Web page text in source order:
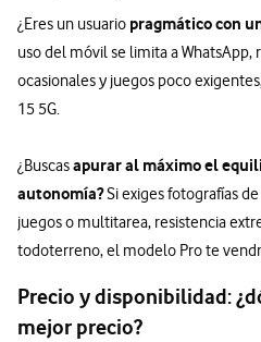
¿Eres un usuario pragmático con
uso del móvil se limita a WhatsApp,
ocasionales y juegos poco
15 5G.
¿Buscasapurar al máximo el
autonomía?Si exiges fotografías
juegos o multitarea, resistencia
todoterreno, el modelo Pro te
Precio y disponibilidad:
mejor precio?